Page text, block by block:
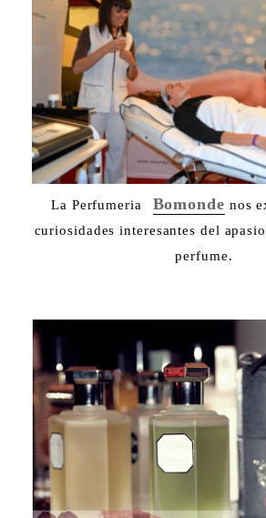
La Perfumeria Bomonde nos
curiosidades interesantes del
perfume.